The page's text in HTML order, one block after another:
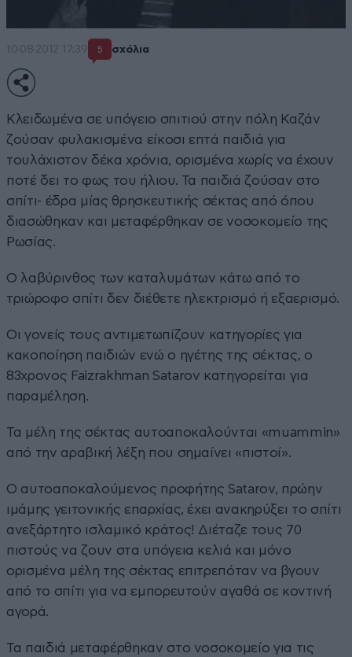
10·08·2012 17:39 5 σχόλια
Κλειδωμένα σε υπόγειο σπιτιού στην πόλη Καζάν
ζούσαν φυλακισμένα είκοσι επτά παιδιά για
τουλάχιστον δέκα χρόνια, ορισμένα χωρίς να έχουν
ποτέ δει το φως του ήλιου. Τα παιδιά ζούσαν στο
σπίτι- έδρα μίας θρησκευτικής σέκτας από όπου
διασώθηκαν και μεταφέρθηκαν σε νοσοκομείο της
Ρωσίας.
Ο λαβύρινθος των καταλυμάτων κάτω από το
τριώροφο σπίτι δεν διέθετε ηλεκτρισμό ή εξαερισμό.
Οι γονείς τους αντιμετωπίζουν κατηγορίες για
κακοποίηση παιδιών ενώ ο ηγέτης της σέκτας, ο
83χρονος Faizrakhman Satarov κατηγορείται για
παραμέληση.
Τα μέλη της σέκτας αυτοαποκαλούνται «muammin»
από την αραβική λέξη που σημαίνει «πιστοί».
Ο αυτοαποκαλούμενος προφήτης Satarov, πρώην
ιμάμης γειτονικής επαρχίας, έχει ανακηρύξει το σπίτι
ανεξάρτητο ισλαμικό κράτος! Διέταζε τους 70
πιστούς να ζουν στα υπόγεια κελιά και μόνο
ορισμένα μέλη της σέκτας επιτρεπόταν να βγουν
από το σπίτι για να εμπορευτούν αγαθά σε κοντινή
αγορά.
Τα παιδιά μεταφέρθηκαν στο νοσοκομείο για τις